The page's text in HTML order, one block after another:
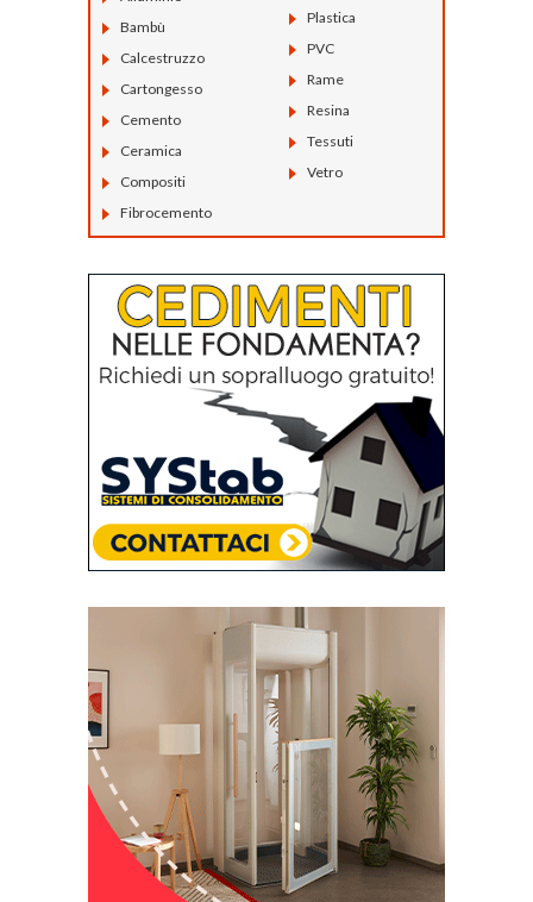
Bambù
Calcestruzzo
Cartongesso
Cemento
Ceramica
Compositi
Fibrocemento
Plastica
PVC
Rame
Resina
Tessuti
Vetro